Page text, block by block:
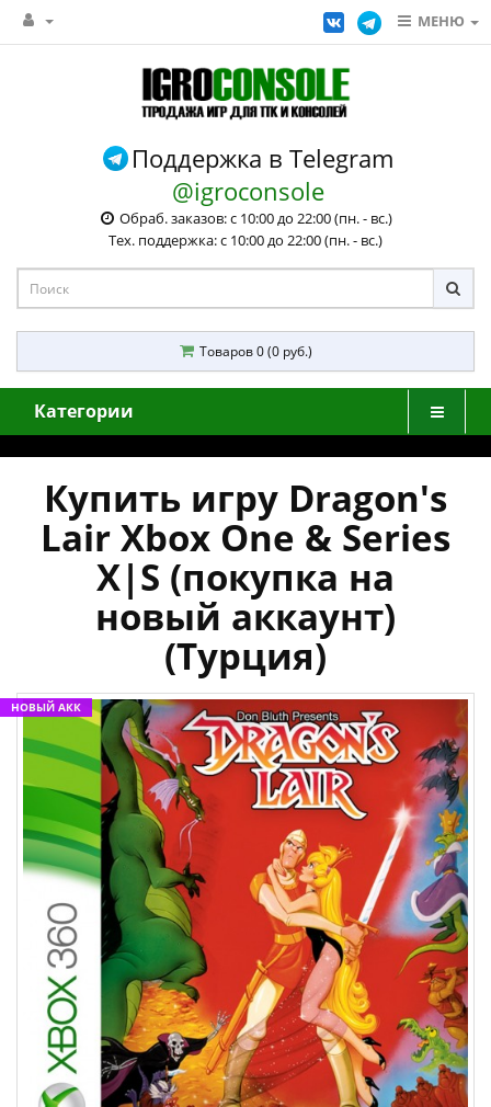
МЕНЮ
Поддержка в Telegram
@igroconsole
Обраб. заказов: с 10:00 до 22:00 (пн. - вс.)
Тех. поддержка: с 10:00 до 22:00 (пн. - вс.)
Товаров 0 (0 руб.)
Категории
Купить игру Dragon's
Lair Xbox One & Series
X|S (покупка на
новый аккаунт)
(Турция)
НОВЫЙ АКК